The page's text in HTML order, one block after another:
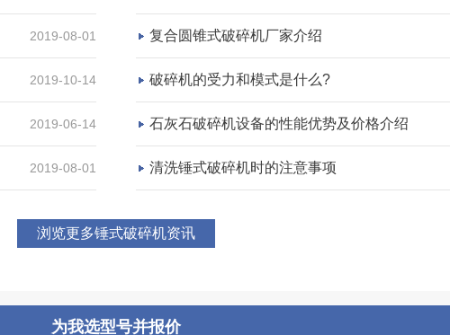
2019-08-01 复合圆锥式破碎机厂家介绍
2019-10-14 破碎机的受力和模式是什么?
2019-06-14 石灰石破碎机设备的性能优势及价格介绍
2019-08-01 清洗锤式破碎机时的注意事项
浏览更多锤式破碎机资讯
为我选型号并报价